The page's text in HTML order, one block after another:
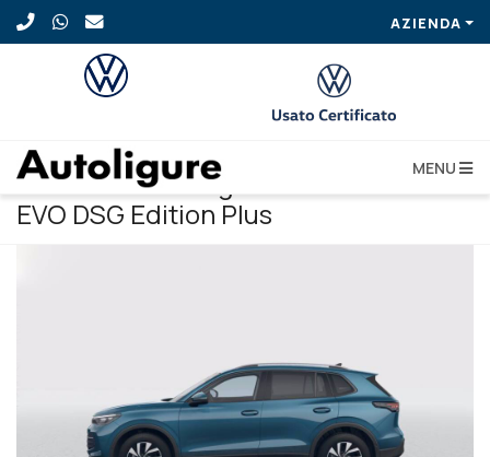
AZIENDA
MENU
VOLKSWAGEN Tiguan 2.0 TDI 150 CV
EVO DSG Edition Plus